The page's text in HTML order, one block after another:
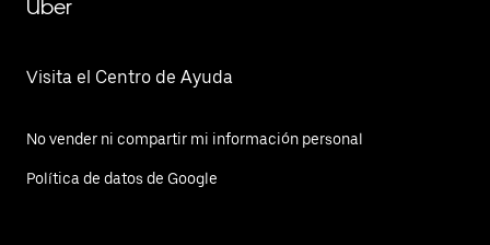
Uber
Visita el Centro de Ayuda
No vender ni compartir mi información personal
Política de datos de Google